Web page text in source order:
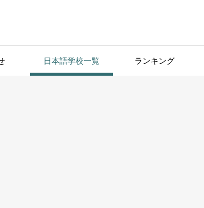
日本語学校一覧 ランキング